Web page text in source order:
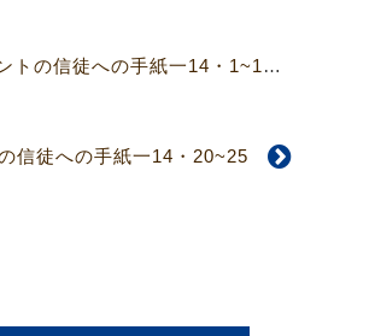
コリントの信徒への手紙一14・1~19
信徒への手紙一14・20~25